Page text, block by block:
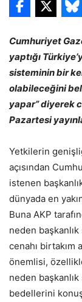
Cumhuriyet
yaptığı
sisteminin bir
olabileceğini
yapar” diyerek
Pazartesi
Yetkilerin
açısından
istenen
dünyada en
Buna AKP
neden
cenahı birtakım
önemlisi,
neden
bedellerini